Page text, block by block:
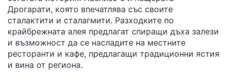
Дрогарати, която впечатлява със своите
сталактити и сталагмити. Разходките по
крайбрежната алея предлагат спиращи дъха залези
и възможност да се насладите на местните
ресторанти и кафе, предлагащи традиционни ястия
и вина от региона.